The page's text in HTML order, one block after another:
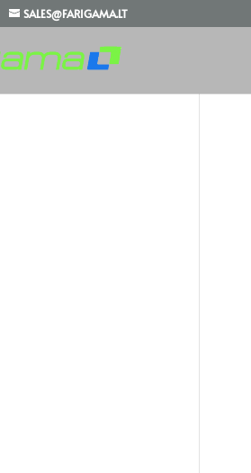
SALES@FARIGAMA.LT